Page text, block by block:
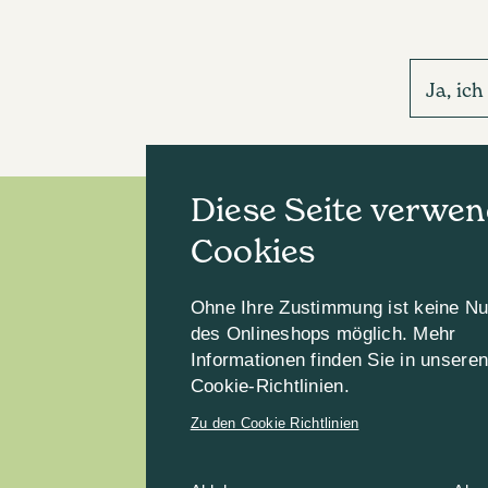
Ja,
Diese Seite
Cookies
Ohne Ihre Zustimmung ist keine
des Onlineshops möglich. Mehr
Informationen finden Sie in unseren
Cookie-Richtlinien.
Zu den Cookie Richtlinien